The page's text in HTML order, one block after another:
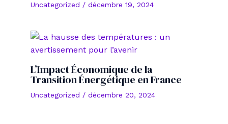
Uncategorized / décembre 19, 2024
L’Impact Économique de la
Transition Énergétique en France
Uncategorized / décembre 20, 2024